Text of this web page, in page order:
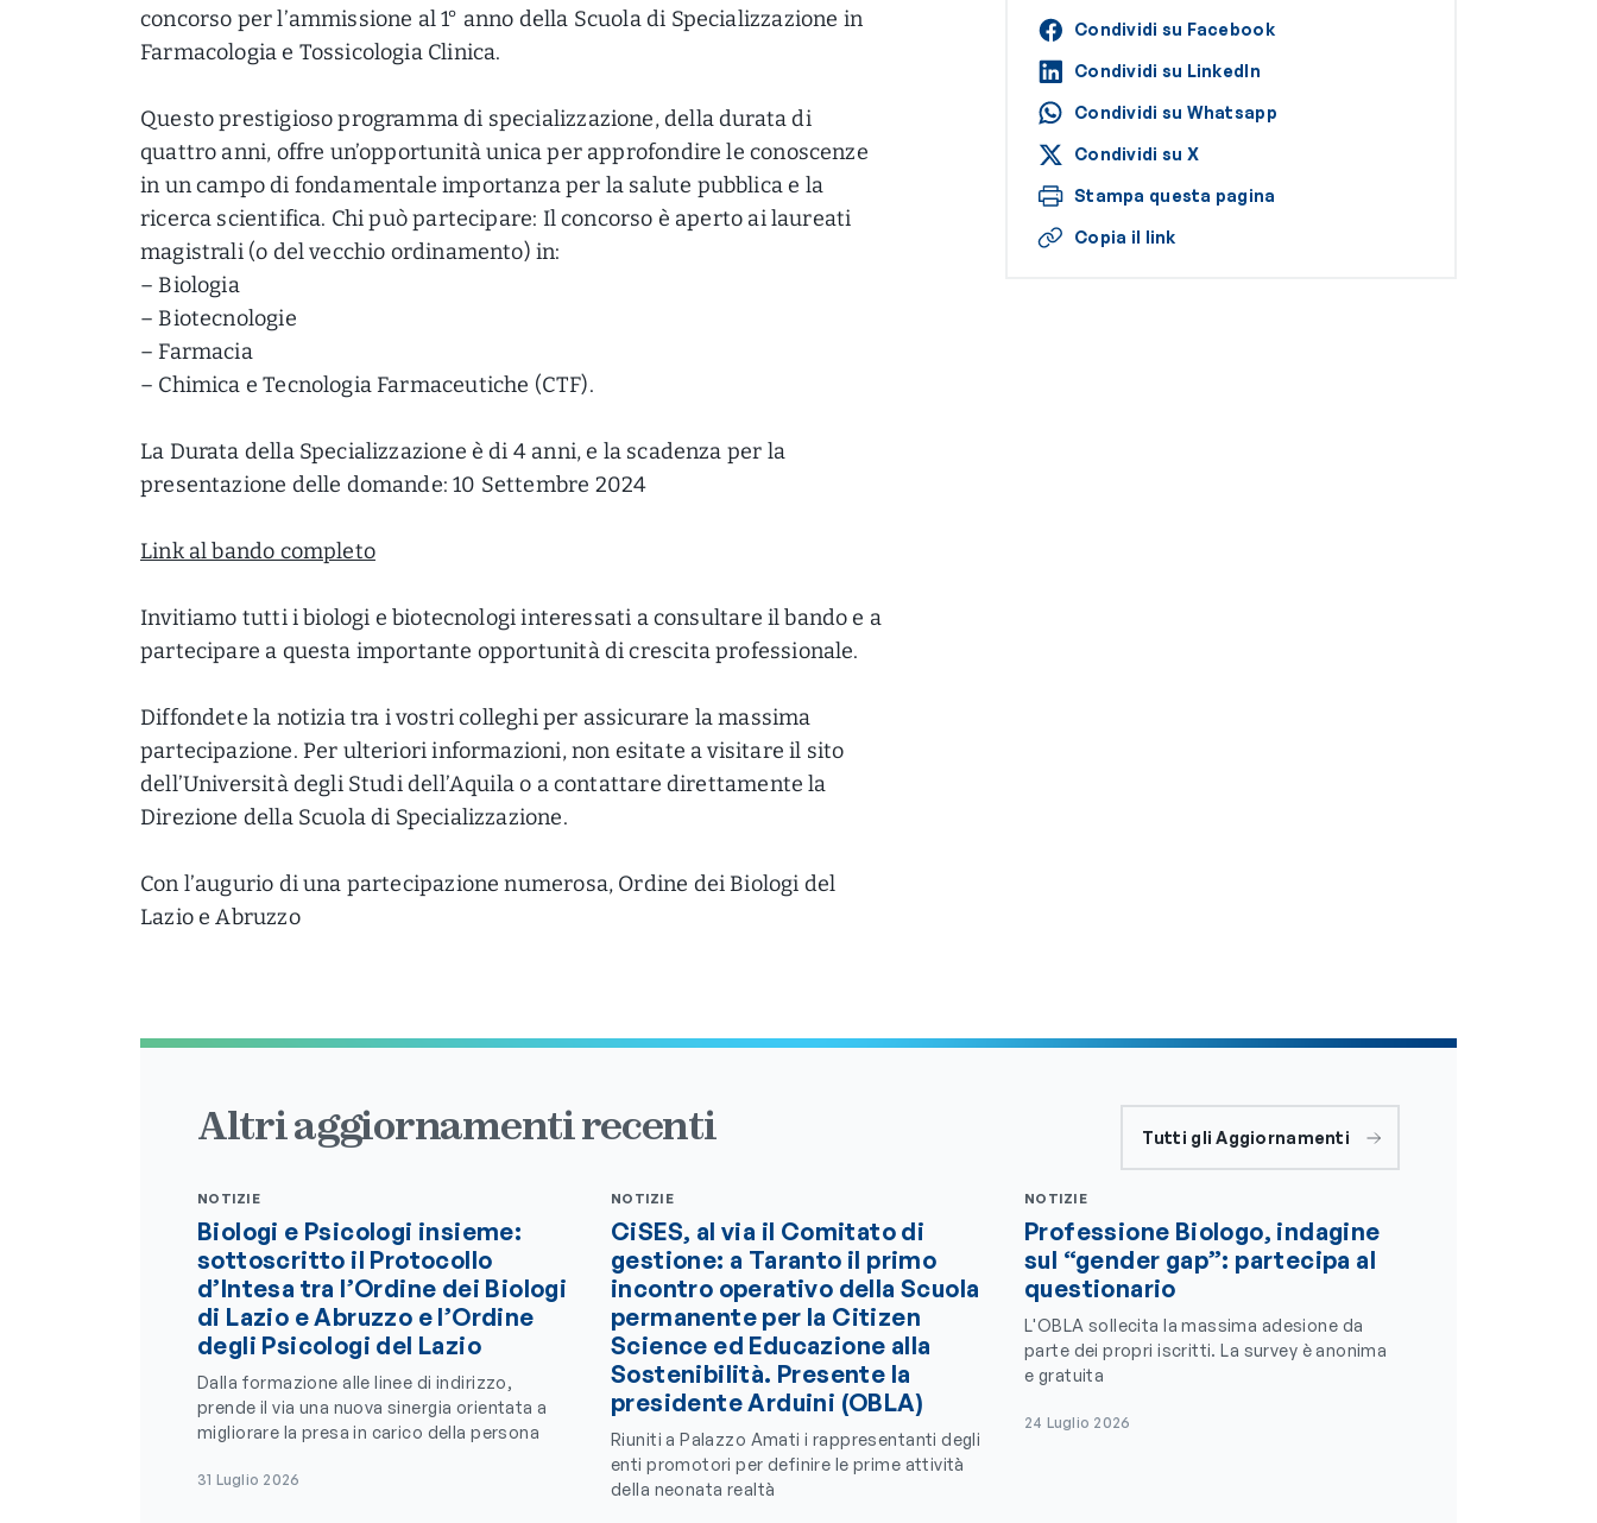
concorso per l’ammissione al 1° anno della Scuola di Specializzazione in
Farmacologia e Tossicologia Clinica.
Questo prestigioso programma di specializzazione, della durata di
quattro anni, offre un’opportunità unica per approfondire le conoscenze
in un campo di fondamentale importanza per la salute pubblica e la
ricerca scientifica. Chi può partecipare: Il concorso è aperto ai laureati
magistrali (o del vecchio ordinamento) in:
– Biologia
– Biotecnologie
– Farmacia
– Chimica e Tecnologia Farmaceutiche (CTF).
La Durata della Specializzazione è di 4 anni, e la scadenza per la
presentazione delle domande: 10 Settembre 2024
Link al bando completo
Invitiamo tutti i biologi e biotecnologi interessati a consultare il bando e a
partecipare a questa importante opportunità di crescita professionale.
Diffondete la notizia tra i vostri colleghi per assicurare la massima
partecipazione. Per ulteriori informazioni, non esitate a visitare il sito
dell’Università degli Studi dell’Aquila o a contattare direttamente la
Direzione della Scuola di Specializzazione.
Con l’augurio di una partecipazione numerosa, Ordine dei Biologi del
Lazio e Abruzzo
Condividi su Facebook
Condividi su LinkedIn
Condividi su Whatsapp
Condividi su X
Stampa questa pagina
Copia il link
Altri aggiornamenti recenti Tutti gli Aggiornamenti
NOTIZIE
Biologi e Psicologi insieme:
sottoscritto il Protocollo
d’Intesa tra l’Ordine dei Biologi
di Lazio e Abruzzo e l’Ordine
degli Psicologi del Lazio
Dalla formazione alle linee di indirizzo,
prende il via una nuova sinergia orientata a
migliorare la presa in carico della persona
31 Luglio 2026
NOTIZIE
CiSES, al via il Comitato di
gestione: a Taranto il primo
incontro operativo della Scuola
permanente per la Citizen
Science ed Educazione alla
Sostenibilità. Presente la
presidente Arduini (OBLA)
Riuniti a Palazzo Amati i rappresentanti degli
enti promotori per definire le prime attività
della neonata realtà
NOTIZIE
Professione Biologo, indagine
sul “gender gap”: partecipa al
questionario
L'OBLA sollecita la massima adesione da
parte dei propri iscritti. La survey è anonima
e gratuita
24 Luglio 2026